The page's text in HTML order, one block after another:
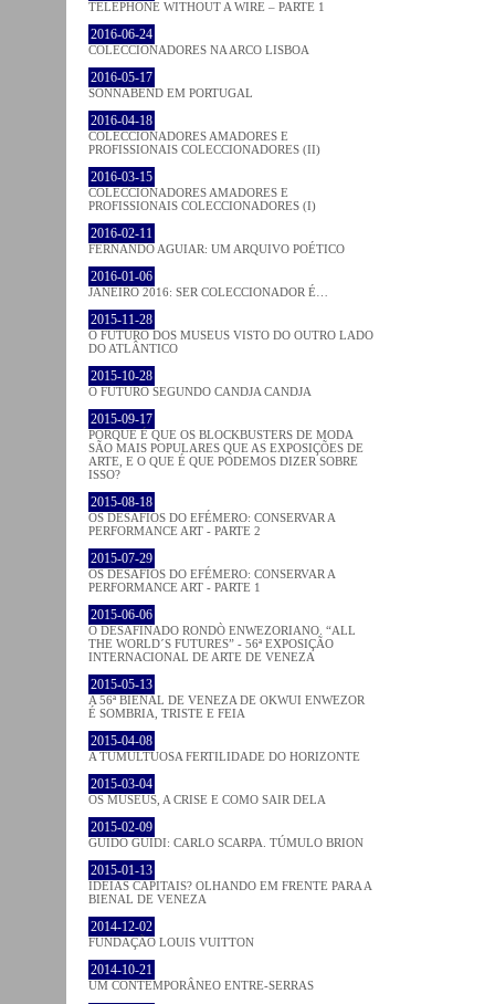
TELEPHONE WITHOUT A WIRE – PARTE 1
2016-06-24
COLECCIONADORES NA ARCO LISBOA
2016-05-17
SONNABEND EM PORTUGAL
2016-04-18
COLECCIONADORES AMADORES E
PROFISSIONAIS COLECCIONADORES (II)
2016-03-15
COLECCIONADORES AMADORES E
PROFISSIONAIS COLECCIONADORES (I)
2016-02-11
FERNANDO AGUIAR: UM ARQUIVO POÉTICO
2016-01-06
JANEIRO 2016: SER COLECCIONADOR É…
2015-11-28
O FUTURO DOS MUSEUS VISTO DO OUTRO LADO
DO ATLÂNTICO
2015-10-28
O FUTURO SEGUNDO CANDJA CANDJA
2015-09-17
PORQUE É QUE OS BLOCKBUSTERS DE MODA
SÃO MAIS POPULARES QUE AS EXPOSIÇÕES DE
ARTE, E O QUE É QUE PODEMOS DIZER SOBRE
ISSO?
2015-08-18
OS DESAFIOS DO EFÉMERO: CONSERVAR A
PERFORMANCE ART - PARTE 2
2015-07-29
OS DESAFIOS DO EFÉMERO: CONSERVAR A
PERFORMANCE ART - PARTE 1
2015-06-06
O DESAFINADO RONDÒ ENWEZORIANO. “ALL
THE WORLD´S FUTURES” - 56ª EXPOSIÇÃO
INTERNACIONAL DE ARTE DE VENEZA
2015-05-13
A 56ª BIENAL DE VENEZA DE OKWUI ENWEZOR
É SOMBRIA, TRISTE E FEIA
2015-04-08
A TUMULTUOSA FERTILIDADE DO HORIZONTE
2015-03-04
OS MUSEUS, A CRISE E COMO SAIR DELA
2015-02-09
GUIDO GUIDI: CARLO SCARPA. TÚMULO BRION
2015-01-13
IDEIAS CAPITAIS? OLHANDO EM FRENTE PARA A
BIENAL DE VENEZA
2014-12-02
FUNDAÇÃO LOUIS VUITTON
2014-10-21
UM CONTEMPORÂNEO ENTRE-SERRAS